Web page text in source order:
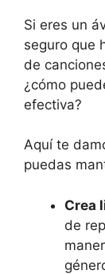
Si eres un
seguro que
de
¿cómo
efectiva?
Aquí te
puedas
Crea
de